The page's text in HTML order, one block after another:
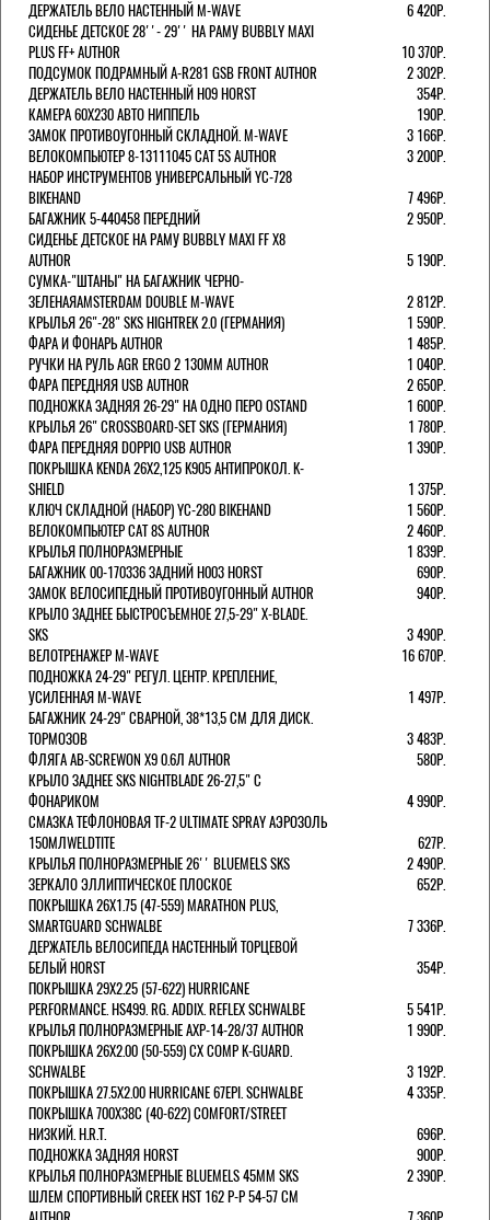
ДЕРЖАТЕЛЬ ВЕЛО НАСТЕННЫЙ M-WAVE
6 420Р.
СИДЕНЬЕ ДЕТСКОЕ 28''- 29'' НА РАМУ BUBBLY MAXI
PLUS FF+ AUTHOR
10 370Р.
ПОДСУМОК ПОДРАМНЫЙ A-R281 GSB FRONT AUTHOR
2 302Р.
ДЕРЖАТЕЛЬ ВЕЛО НАСТЕННЫЙ H09 HORST
354Р.
КАМЕРА 60X230 АВТО НИППЕЛЬ
190Р.
ЗАМОК ПРОТИВОУГОННЫЙ СКЛАДНОЙ. M-WAVE
3 166Р.
ВЕЛОКОМПЬЮТЕР 8-13111045 CAT 5S AUTHOR
3 200Р.
НАБОР ИНСТРУМЕНТОВ УНИВЕРСАЛЬНЫЙ YC-728
BIKEHAND
7 496Р.
БАГАЖНИК 5-440458 ПЕРЕДНИЙ
2 950Р.
СИДЕНЬЕ ДЕТСКОЕ НА РАМУ BUBBLY MAXI FF X8
AUTHOR
5 190Р.
СУМКА-"ШТАНЫ" НА БАГАЖНИК ЧЕРНО-
ЗЕЛЕНАЯAMSTERDAM DOUBLE M-WAVE
2 812Р.
КРЫЛЬЯ 26"-28" SKS HIGHTREK 2.0 (ГЕРМАНИЯ)
1 590Р.
ФАРА И ФОНАРЬ AUTHOR
1 485Р.
РУЧКИ НА РУЛЬ AGR ERGO 2 130ММ AUTHOR
1 040Р.
ФАРА ПЕРЕДНЯЯ USB AUTHOR
2 650Р.
ПОДНОЖКА ЗАДНЯЯ 26-29" НА ОДНО ПЕРО OSTAND
1 600Р.
КРЫЛЬЯ 26" CROSSBOARD-SET SKS (ГЕРМАНИЯ)
1 780Р.
ФАРА ПЕРЕДНЯЯ DOPPIO USB AUTHOR
1 390Р.
ПОКРЫШКА KENDA 26Х2,125 K905 АНТИПРОКОЛ. K-
SHIELD
1 375Р.
КЛЮЧ СКЛАДНОЙ (НАБОР) YC-280 BIKEHAND
1 560Р.
ВЕЛОКОМПЬЮТЕР CAT 8S AUTHOR
2 460Р.
КРЫЛЬЯ ПОЛНОРАЗМЕРНЫЕ
1 839Р.
БАГАЖНИК 00-170336 ЗАДНИЙ H003 HORST
690Р.
ЗАМОК ВЕЛОСИПЕДНЫЙ ПРОТИВОУГОННЫЙ AUTHOR
940Р.
КРЫЛО ЗАДНЕЕ БЫСТРОСЪЕМНОЕ 27,5-29" X-BLADE.
SKS
3 490Р.
ВЕЛОТРЕНАЖЕР M-WAVE
16 670Р.
ПОДНОЖКА 24-29" РЕГУЛ. ЦЕНТР. КРЕПЛЕНИЕ,
УСИЛЕННАЯ M-WAVE
1 497Р.
БАГАЖНИК 24-29" СВАРНОЙ, 38*13,5 СМ ДЛЯ ДИСК.
ТОРМОЗОВ
3 483Р.
ФЛЯГА AB-SCREWON X9 0.6Л AUTHOR
580Р.
КРЫЛО ЗАДНЕЕ SKS NIGHTBLADE 26-27,5" С
ФОНАРИКОМ
4 990Р.
СМАЗКА ТЕФЛОНОВАЯ TF-2 ULTIMATE SPRAY АЭРОЗОЛЬ
150МЛWELDTITE
627Р.
КРЫЛЬЯ ПОЛНОРАЗМЕРНЫЕ 26'' BLUEMELS SKS
2 490Р.
ЗЕРКАЛО ЭЛЛИПТИЧЕСКОЕ ПЛОСКОЕ
652Р.
ПОКРЫШКА 26X1.75 (47-559) MARATHON PLUS,
SMARTGUARD SCHWALBE
7 336Р.
ДЕРЖАТЕЛЬ ВЕЛОCИПЕДА НАСТЕННЫЙ ТОРЦЕВОЙ
БЕЛЫЙ HORST
354Р.
ПОКРЫШКА 29X2.25 (57-622) HURRICANE
PERFORMANCE. HS499. RG. ADDIX. REFLEX SCHWALBE
5 541Р.
КРЫЛЬЯ ПОЛНОРАЗМЕРНЫЕ AXP-14-28/37 AUTHOR
1 990Р.
ПОКРЫШКА 26X2.00 (50-559) CX COMP K-GUARD.
SCHWALBE
3 192Р.
ПОКРЫШКА 27.5X2.00 HURRICANE 67EPI. SCHWALBE
4 335Р.
ПОКРЫШКА 700X38С (40-622) COMFORT/STREET
НИЗКИЙ. H.R.T.
696Р.
ПОДНОЖКА ЗАДНЯЯ HORST
900Р.
КРЫЛЬЯ ПОЛНОРАЗМЕРНЫЕ BLUEMELS 45MM SKS
2 390Р.
ШЛЕМ СПОРТИВНЫЙ CREEK HST 162 Р-Р 54-57 СМ